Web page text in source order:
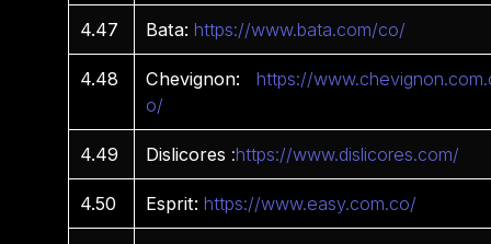
4.47 Bata: https://www.bata.com/co/
4.48 Chevignon:
https://
o/
4.49 Dislicores :https://www.dislicores.com/
4.50 Esprit: https://www.easy.com.co/